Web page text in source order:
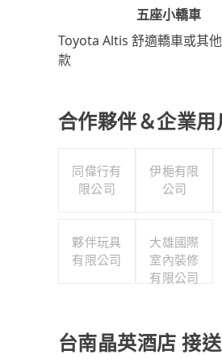
五座小轎車
Toyota Altis 舒適轎車或其
款
合作夥伴＆企業用
同偉行有
限公司
伊梔有限
公司
夥伴玩具
有限公司
大雄國際
室內裝修
有限公司
台南晶英酒店 接